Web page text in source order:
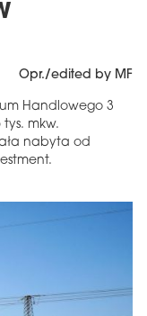
Opr./edited by MF
Handlowego 3
mkw.
nabyta od